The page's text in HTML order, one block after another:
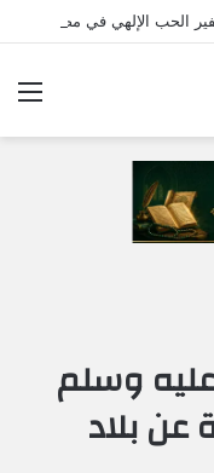
الحب الإلهي في مصر
وسلم
عن بلاد